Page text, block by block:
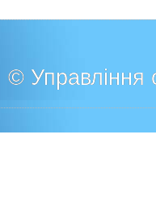
© Управління